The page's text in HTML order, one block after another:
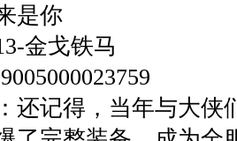
是你
金戈铁马
还记得，当年与大侠